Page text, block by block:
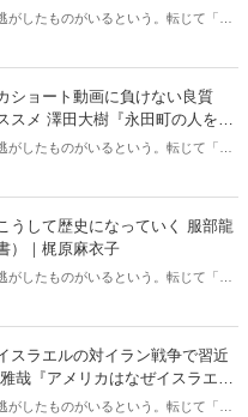
したものがいるという。転じて「読
員のライター・梶原がお送りする時事
ショート動画に負けない良質
の人をウ
ン）｜梶原麻衣子
したものがいるという。転じて「読
員のライター・梶原がお送りする時事
て歴史になっていく 服部龍
）｜梶原麻衣子
したものがいるという。転じて「読
員のライター・梶原がお送りする時事
スラエルの対イラン戦争で習近
大学出版会）｜梶原麻衣子
したものがいるという。転じて「読